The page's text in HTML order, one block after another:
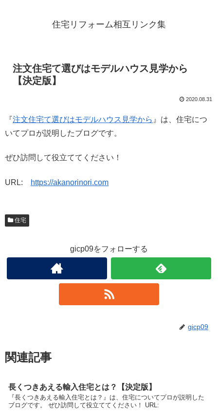
住宅リフォーム相互リンク集
注文住宅て選びはモデルハウス見学から
【決定版】
2020.08.31
『注文住宅て選びはモデルハウス見学から 』は、住宅につ
いてプロが説明したブログです。
ぜひ訪問して役立ててください！
URL: https://akanorinori.com
住宅
gicp09をフォローする
gicp09
関連記事
長くつきあえる輸入住宅とは？【決定版】
『長くつきあえる輸入住宅とは？』は、住宅についてプロが説明した
ブログです。 ぜひ訪問して役立ててください！ URL: